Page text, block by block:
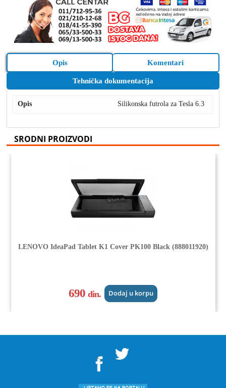
Opis
Tehnička dokumentacija
Komentari
Opis Silikonska futrola za Tesla 6.3
SRODNI PROIZVODI
LENOVO IdeaPad Tablet K1 Cover PK100 Black (888011920)
690din. Dodaj u korpu
">